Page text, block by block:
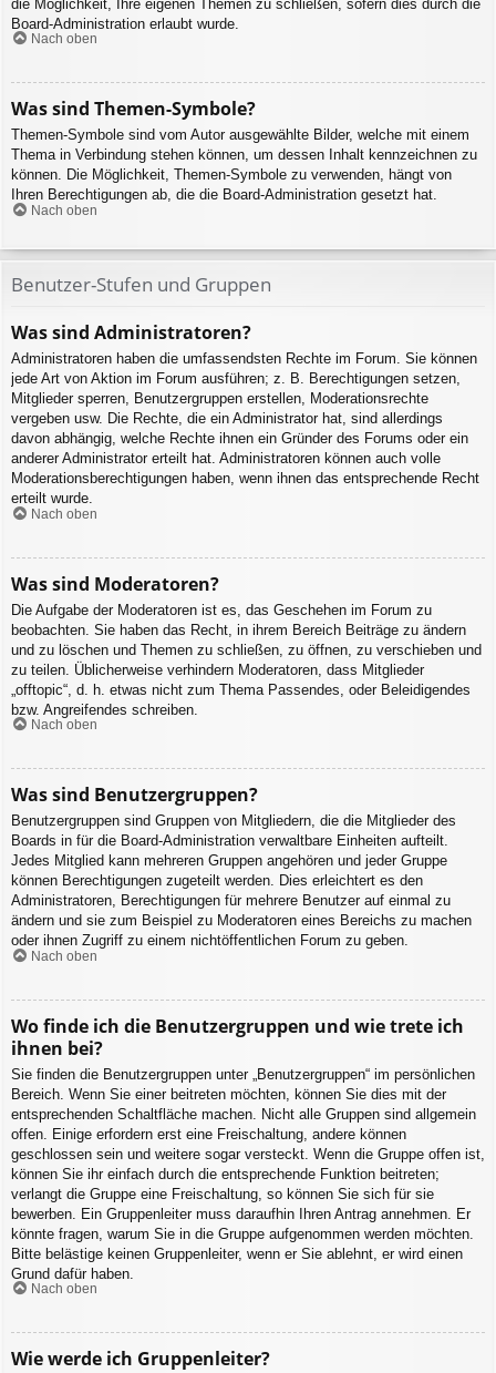
die Möglichkeit, Ihre eigenen Themen zu schließen, sofern dies durch die
Board-Administration erlaubt wurde.
Nach oben
Was sind Themen-Symbole?
Themen-Symbole sind vom Autor ausgewählte Bilder, welche mit einem
Thema in Verbindung stehen können, um dessen Inhalt kennzeichnen zu
können. Die Möglichkeit, Themen-Symbole zu verwenden, hängt von
Ihren Berechtigungen ab, die die Board-Administration gesetzt hat.
Nach oben
Benutzer-Stufen und Gruppen
Was sind Administratoren?
Administratoren haben die umfassendsten Rechte im Forum. Sie können
jede Art von Aktion im Forum ausführen; z. B. Berechtigungen setzen,
Mitglieder sperren, Benutzergruppen erstellen, Moderationsrechte
vergeben usw. Die Rechte, die ein Administrator hat, sind allerdings
davon abhängig, welche Rechte ihnen ein Gründer des Forums oder ein
anderer Administrator erteilt hat. Administratoren können auch volle
Moderationsberechtigungen haben, wenn ihnen das entsprechende Recht
erteilt wurde.
Nach oben
Was sind Moderatoren?
Die Aufgabe der Moderatoren ist es, das Geschehen im Forum zu
beobachten. Sie haben das Recht, in ihrem Bereich Beiträge zu ändern
und zu löschen und Themen zu schließen, zu öffnen, zu verschieben und
zu teilen. Üblicherweise verhindern Moderatoren, dass Mitglieder
„offtopic“, d. h. etwas nicht zum Thema Passendes, oder Beleidigendes
bzw. Angreifendes schreiben.
Nach oben
Was sind Benutzergruppen?
Benutzergruppen sind Gruppen von Mitgliedern, die die Mitglieder des
Boards in für die Board-Administration verwaltbare Einheiten aufteilt.
Jedes Mitglied kann mehreren Gruppen angehören und jeder Gruppe
können Berechtigungen zugeteilt werden. Dies erleichtert es den
Administratoren, Berechtigungen für mehrere Benutzer auf einmal zu
ändern und sie zum Beispiel zu Moderatoren eines Bereichs zu machen
oder ihnen Zugriff zu einem nichtöffentlichen Forum zu geben.
Nach oben
Wo finde ich die Benutzergruppen und wie trete ich
ihnen bei?
Sie finden die Benutzergruppen unter „Benutzergruppen“ im persönlichen
Bereich. Wenn Sie einer beitreten möchten, können Sie dies mit der
entsprechenden Schaltfläche machen. Nicht alle Gruppen sind allgemein
offen. Einige erfordern erst eine Freischaltung, andere können
geschlossen sein und weitere sogar versteckt. Wenn die Gruppe offen ist,
können Sie ihr einfach durch die entsprechende Funktion beitreten;
verlangt die Gruppe eine Freischaltung, so können Sie sich für sie
bewerben. Ein Gruppenleiter muss daraufhin Ihren Antrag annehmen. Er
könnte fragen, warum Sie in die Gruppe aufgenommen werden möchten.
Bitte belästige keinen Gruppenleiter, wenn er Sie ablehnt, er wird einen
Grund dafür haben.
Nach oben
Wie werde ich Gruppenleiter?